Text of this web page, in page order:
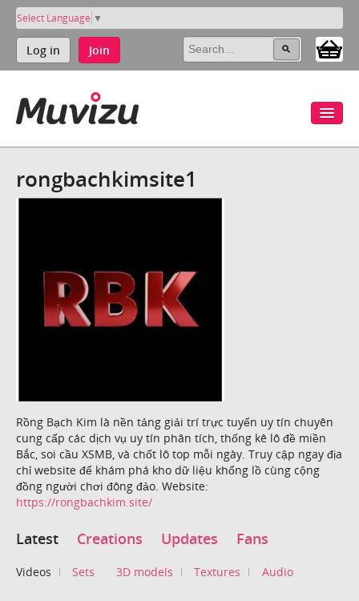
Select Language ▼
Log in Join
rongbachkimsite1
Rồng Bạch Kim là nền tảng giải trí trực tuyến uy tín chuyên
cung cấp các dịch vụ uy tín phân tích, thống kê lô đề miền
Bắc, soi cầu XSMB, và chốt lô top mỗi ngày. Truy cập ngay địa
chỉ website để khám phá kho dữ liệu khổng lồ cùng cộng
đồng người chơi đông đảo. Website:
https://rongbachkim.site/
Latest Creations Updates Fans
Videos Sets 3D models Textures Audio